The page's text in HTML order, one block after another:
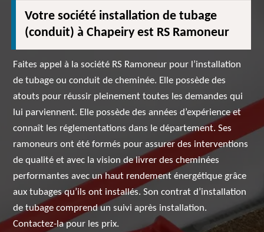
Votre société installation de tubage
(conduit) à Chapeiry est RS Ramoneur
Faites appel à la société RS Ramoneur pour l’installation
de tubage ou conduit de cheminée. Elle possède des
atouts pour réussir pleinement toutes les demandes qui
lui parviennent. Elle possède des années d’expérience et
connaît les réglementations dans le département. Ses
ramoneurs ont été formés pour assurer des interventions
de qualité et avec la vision de livrer des cheminées
performantes avec un haut rendement énergétique grâce
aux tubages qu’ils ont installés. Son contrat d’installation
de tubage comprend un suivi après installation.
Contactez-la pour les prix.